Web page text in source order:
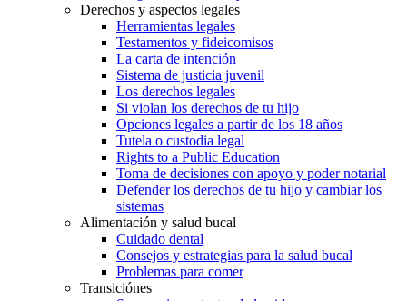
Derechos y aspectos legales
Herramientas legales
Testamentos y fideicomisos
La carta de intención
Sistema de justicia juvenil
Los derechos legales
Si violan los derechos de tu hijo
Opciones legales a partir de los 18 años
Tutela o custodia legal
Rights to a Public Education
Toma de decisiones con apoyo y poder notarial
Defender los derechos de tu hijo y cambiar los
sistemas
Alimentación y salud bucal
Cuidado dental
Consejos y estrategias para la salud bucal
Problemas para comer
Transiciónes